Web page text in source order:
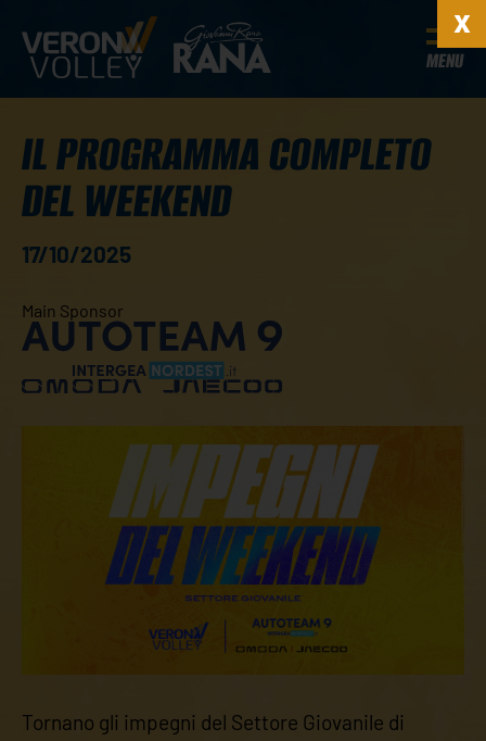
MENU
IL PROGRAMMA COMPLETO
DEL WEEKEND
17/10/2025
Main Sponsor
Tornano gli impegni del Settore Giovanile di